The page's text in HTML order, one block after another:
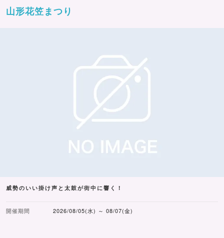
山形花笠まつり
威勢のいい掛け声と太鼓が街中に響く！
開催期間 2026/08/05(水) ～ 08/07(金)